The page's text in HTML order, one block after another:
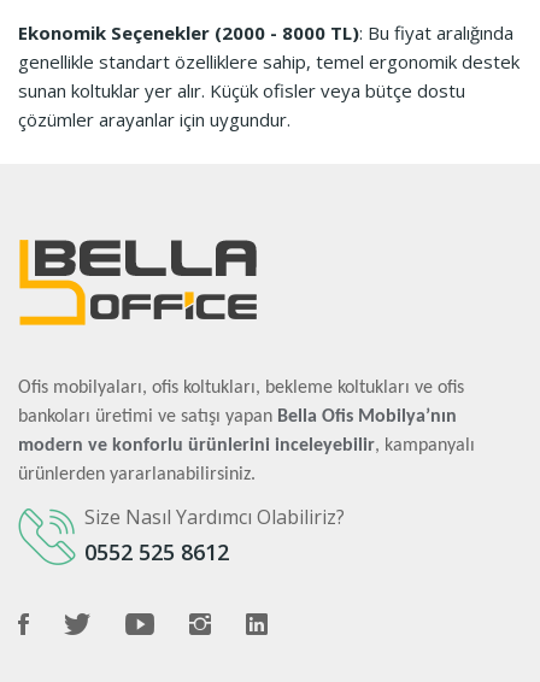
Ekonomik Seçenekler (2000 - 8000 TL): Bu fiyat aralığında
genellikle standart özelliklere sahip, temel ergonomik destek
sunan koltuklar yer alır. Küçük ofisler veya bütçe dostu
çözümler arayanlar için uygundur.
Ofis mobilyaları, ofis koltukları, bekleme koltukları ve ofis
bankoları üretimi ve satışı yapan Bella Ofis Mobilya’nın
modern ve konforlu ürünlerini inceleyebilir, kampanyalı
ürünlerden yararlanabilirsiniz.
Size Nasıl Yardımcı Olabiliriz?
0552 525 8612